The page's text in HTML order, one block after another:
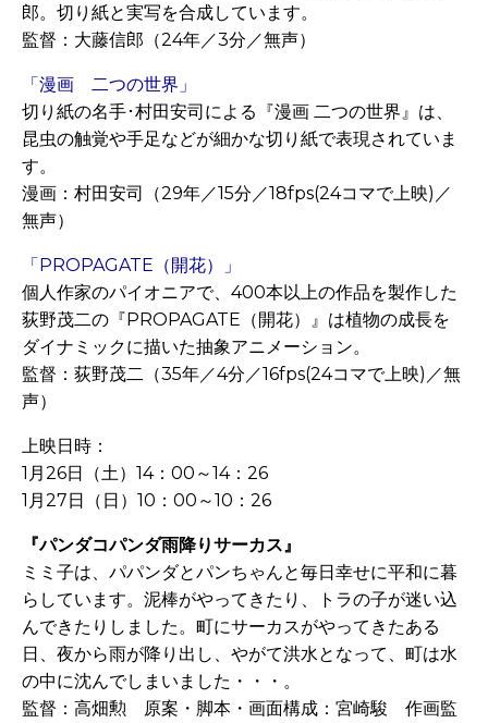
郎。切り紙と実写を合成しています。
監督：大藤信郎（24年／3分／無声）
「漫画 二つの世界」
切り紙の名手･村田安司による『漫画 二つの世界』は、
昆虫の触覚や手足などが細かな切り紙で表現されていま
す。
漫画：村田安司（29年／15分／18fps(24コマで上映)／
無声）
「PROPAGATE（開花）」
個人作家のパイオニアで、400本以上の作品を製作した
荻野茂二の『PROPAGATE（開花）』は植物の成長を
ダイナミックに描いた抽象アニメーション。
監督：荻野茂二（35年／4分／16fps(24コマで上映)／無
声）
上映日時：
1月26日（土）14：00～14：26
1月27日（日）10：00～10：26
『パンダコパンダ雨降りサーカス』
ミミ子は、パパンダとパンちゃんと毎日幸せに平和に暮
らしています。泥棒がやってきたり、トラの子が迷い込
んできたりしました。町にサーカスがやってきたある
日、夜から雨が降り出し、やがて洪水となって、町は水
の中に沈んでしまいました・・・。
監督：高畑勲 原案・脚本・画面構成：宮崎駿 作画監